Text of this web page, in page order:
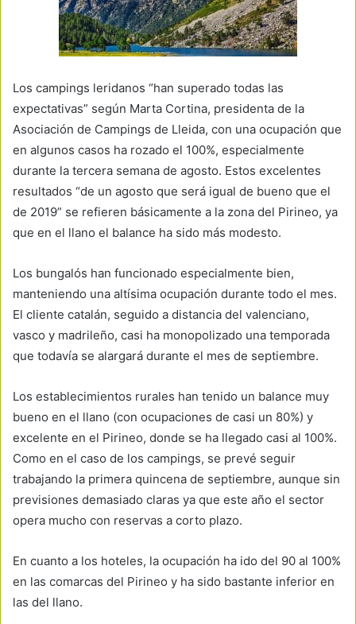
Los campings leridanos “han superado todas las
expectativas” según Marta Cortina, presidenta de la
Asociación de Campings de Lleida, con una ocupación que
en algunos casos ha rozado el 100%, especialmente
durante la tercera semana de agosto. Estos excelentes
resultados “de un agosto que será igual de bueno que el
de 2019” se refieren básicamente a la zona del Pirineo, ya
que en el llano el balance ha sido más modesto.
Los bungalós han funcionado especialmente bien,
manteniendo una altísima ocupación durante todo el mes.
El cliente catalán, seguido a distancia del valenciano,
vasco y madrileño, casi ha monopolizado una temporada
que todavía se alargará durante el mes de septiembre.
Los establecimientos rurales han tenido un balance muy
bueno en el llano (con ocupaciones de casi un 80%) y
excelente en el Pirineo, donde se ha llegado casi al 100%.
Como en el caso de los campings, se prevé seguir
trabajando la primera quincena de septiembre, aunque sin
previsiones demasiado claras ya que este año el sector
opera mucho con reservas a corto plazo.
En cuanto a los hoteles, la ocupación ha ido del 90 al 100%
en las comarcas del Pirineo y ha sido bastante inferior en
las del llano.